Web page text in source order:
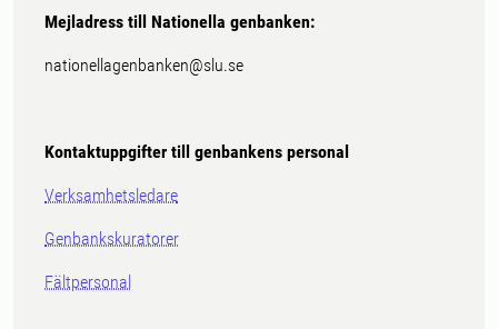
Mejladress till Nationella genbanken:
nationellagenbanken@slu.se
Kontaktuppgifter till genbankens personal
Verksamhetsledare
Genbankskuratorer
Fältpersonal